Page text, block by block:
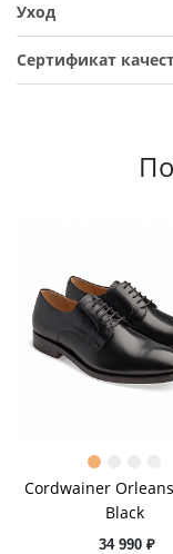
Уход
Сертификат
Cordwainer
Black
34 990 ₽